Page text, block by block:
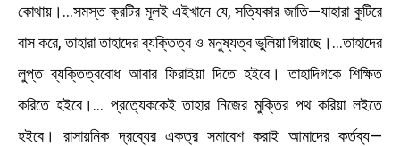
কোথায়।...সমস্ত ক্রটির মূলই এইখানে যে, সত্যিকার জাতি—যাহারা কুটিরে
বাস করে, তাহারা তাহাদের ব্যক্তিত্ব ও মনুষ্যত্ব ভুলিয়া গিয়াছে।...তাহাদের
লুপ্ত ব্যক্তিত্ববােধ আবার ফিরাইয়া দিতে হইবে। তাহাদিগকে শিক্ষিত
করিতে হইবে।... প্রত্যেককেই তাহার নিজের মুক্তির পথ করিয়া লইতে
হইবে। রাসায়নিক দ্রব্যের একত্র সমাবেশ করাই আমাদের কর্তব্য—